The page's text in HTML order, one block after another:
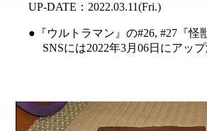
UP-DATE：2022.03.11(Fri.)
●『ウルトラマン』の#26, #27『怪
SNSには2022年3月06日にアップ